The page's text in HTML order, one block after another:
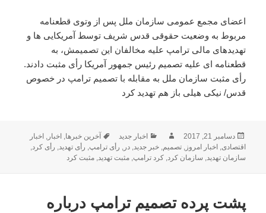
اعضای مجمع عمومی سازمان ملل پس از وتوی قطعنامه
مربوط به وضعیت حقوقی قدس شریف توسط آمریکایی ها و
تهدیدهای مالی ترامپ علیه مخالفان این تصمیمش، به
قطعنامه ای علیه تصمیم رئیس جمهور آمریکا رأی مثبت دادند.
رأی مثبت سازمان ملل به مقابله با تصمیم ترامپ در خصوص
قدس/ نیکی هیلی باز هم تهدید کرد
ارسال
شده
در
دسامبر 21, 2017 نویسندهدسته‌ها
اخبار جدید برچسب‌ها
آخرین خبرها, اخبار, اخبار
اقتصادی, اخبار امروز,تصمیم,خبر جدید,در, رأی ترامپ, رأی تهدید, رأی کرد,
سازمان تهدید, سازمان کرد,کرد ترامپ,مثبت تهدید,مثبت کرد
پشت پرده تصمیم ترامپ درباره